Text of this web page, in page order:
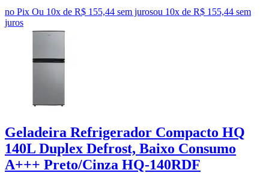
no Pix Ou 10x de R$ 155,44 sem jurosou 10x de R$ 155,44 sem
juros
Geladeira Refrigerador Compacto HQ
140L Duplex Defrost, Baixo Consumo
A+++ Preto/Cinza HQ-140RDF